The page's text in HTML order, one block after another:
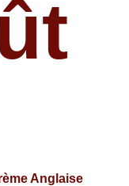
Anglaise